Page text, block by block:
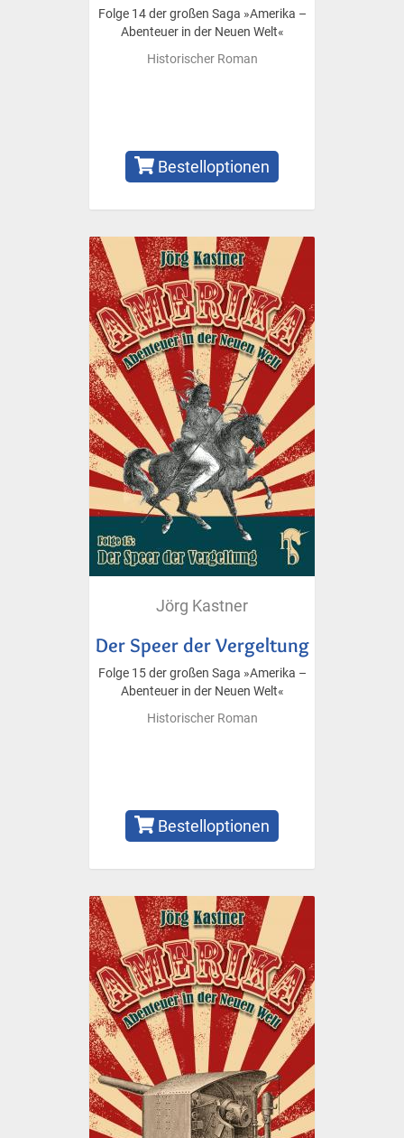
Folge 14 der großen Saga »Amerika –
Abenteuer in der Neuen Welt«
Historischer Roman
Bestelloptionen
Jörg Kastner
Der Speer der Vergeltung
Folge 15 der großen Saga »Amerika –
Abenteuer in der Neuen Welt«
Historischer Roman
Bestelloptionen